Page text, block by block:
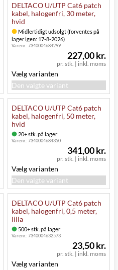
DELTACO U/UTP Cat6 patch
kabel, halogenfri, 30 meter,
hvid
Midlertidigt udsolgt (forventes på
lager igen: 17-8-2026)
Varenr.:7340004684299
pr. stk. | inkl. moms
227,00 kr.
Vælg varianten
Den valgte variant
DELTACO U/UTP Cat6 patch
kabel, halogenfri, 50 meter,
hvid
20+ stk. på lager
Varenr.:7340004684350
pr. stk. | inkl. moms
341,00 kr.
Vælg varianten
Den valgte variant
DELTACO U/UTP Cat6 patch
kabel, halogenfri, 0,5 meter,
lilla
500+ stk. på lager
Varenr.:7340004632573
pr. stk. | inkl. moms
23,50 kr.
Vælg varianten